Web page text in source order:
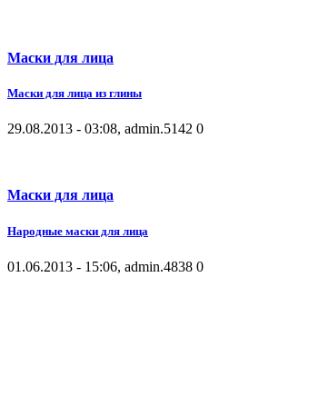
Маски для лица
Маски для лица из глины
29.08.2013 - 03:08, admin.5142 0
Маски для лица
Народные маски для лица
01.06.2013 - 15:06, admin.4838 0